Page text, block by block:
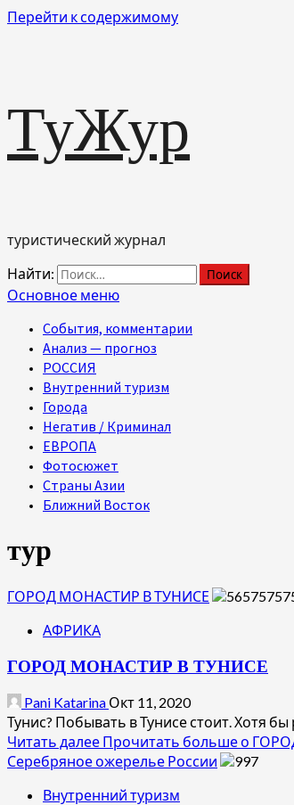
Перейти к содержимому
ТуЖур
туристический журнал
Найти:
Основное меню
События, комментарии
Анализ — прогноз
РОССИЯ
Внутренний туризм
Города
Негатив / Криминал
ЕВРОПА
Фотосюжет
Страны Азии
Ближний Восток
тур
ГОРОД МОНАСТИР В ТУНИСЕ
АФРИКА
ГОРОД МОНАСТИР В ТУНИСЕ
Pani Katarina Окт 11, 2020
Тунис? Побывать в Тунисе стоит. Хотя
Читать далее Прочитать больше о
Серебряное ожерелье России
Внутренний туризм